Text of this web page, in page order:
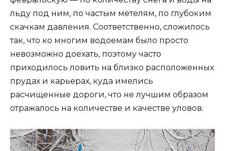
льду под ним, по частым метелям, по глубоким
скачкам давления. Соответственно, сложилось
так, что ко многим водоемам было просто
невозможно доехать, поэтому часто
приходилось ловить на близко расположенных
прудах и карьерах, куда имелись
расчищенные дороги, что не лучшим образом
отражалось на количестве и качестве уловов.